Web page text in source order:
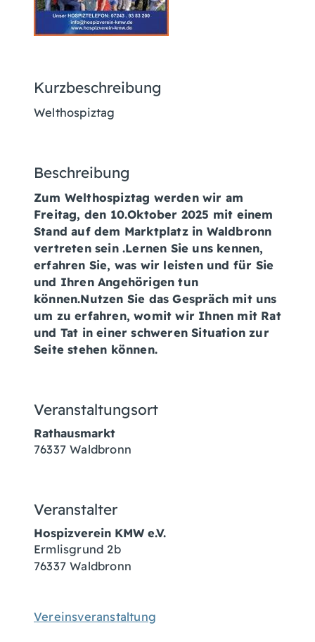
Kurzbeschreibung
Welthospiztag
Beschreibung
Zum Welthospiztag werden wir am
Freitag, den 10.Oktober 2025 mit einem
Stand auf dem Marktplatz in Waldbronn
vertreten sein .Lernen Sie uns kennen,
erfahren Sie, was wir leisten und für Sie
und Ihren Angehörigen tun
können.Nutzen Sie das Gespräch mit uns
um zu erfahren, womit wir Ihnen mit Rat
und Tat in einer schweren Situation zur
Seite stehen können.
Veranstaltungsort
Rathausmarkt
76337 Waldbronn
Veranstalter
Hospizverein KMW e.V.
Ermlisgrund 2b
76337 Waldbronn
Vereinsveranstaltung